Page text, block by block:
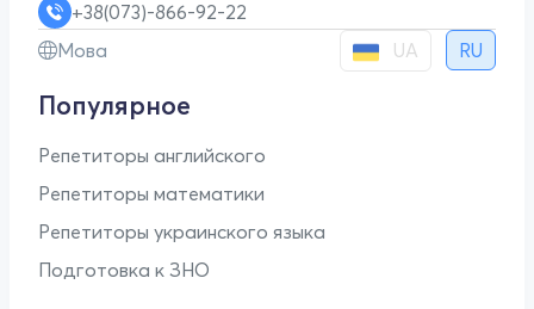
+38(073)-866-92-22
Мова
UA RU
Популярное
Репетиторы английского
Репетиторы математики
Репетиторы украинского языка
Подготовка к ЗНО